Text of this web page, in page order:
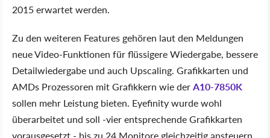
2015 erwartet werden.
Zu den weiteren Features gehören laut den Meldungen
neue Video-Funktionen für flüssigere Wiedergabe, bessere
Detailwiedergabe und auch Upscaling. Grafikkarten und
AMDs Prozessoren mit Grafikkern wie derA10-7850K
sollen mehr Leistung bieten. Eyefinity wurde wohl
überarbeitet und soll -vier entsprechende Grafikkarten